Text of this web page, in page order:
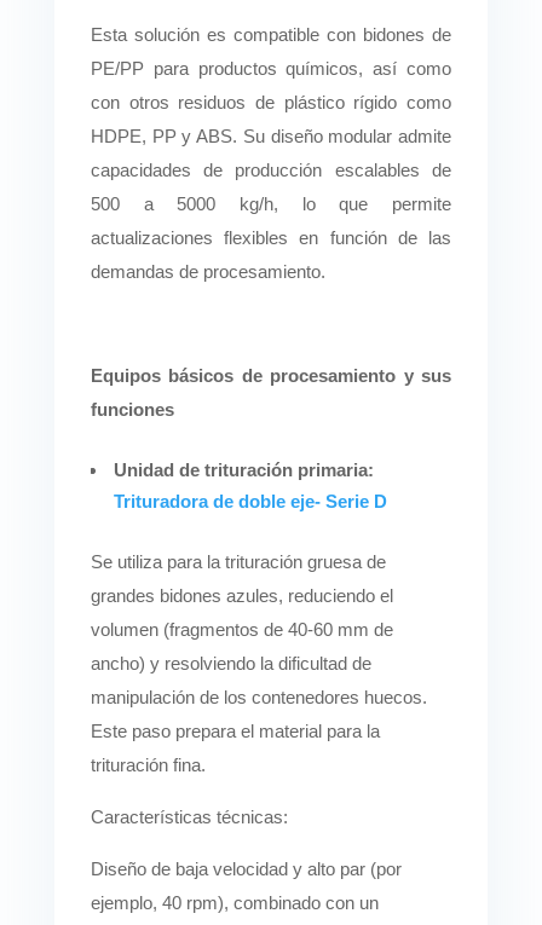
Esta solución es compatible con bidones de
PE/PP para productos químicos, así como
con otros residuos de plástico rígido como
HDPE, PP y ABS. Su diseño modular admite
capacidades de producción escalables de
500 a 5000 kg/h, lo que permite
actualizaciones flexibles en función de las
demandas de procesamiento.
Equipos básicos de procesamiento y sus
funciones
Unidad de trituración primaria:
Trituradora de doble eje- Serie D
Se utiliza para la trituración gruesa de
grandes bidones azules, reduciendo el
volumen (fragmentos de 40-60 mm de
ancho) y resolviendo la dificultad de
manipulación de los contenedores huecos.
Este paso prepara el material para la
trituración fina.
Características técnicas:
Diseño de baja velocidad y alto par (por
ejemplo, 40 rpm), combinado con un